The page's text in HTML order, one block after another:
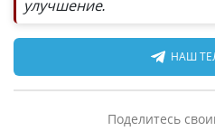
улучшение.
НАШ
Поделитесь